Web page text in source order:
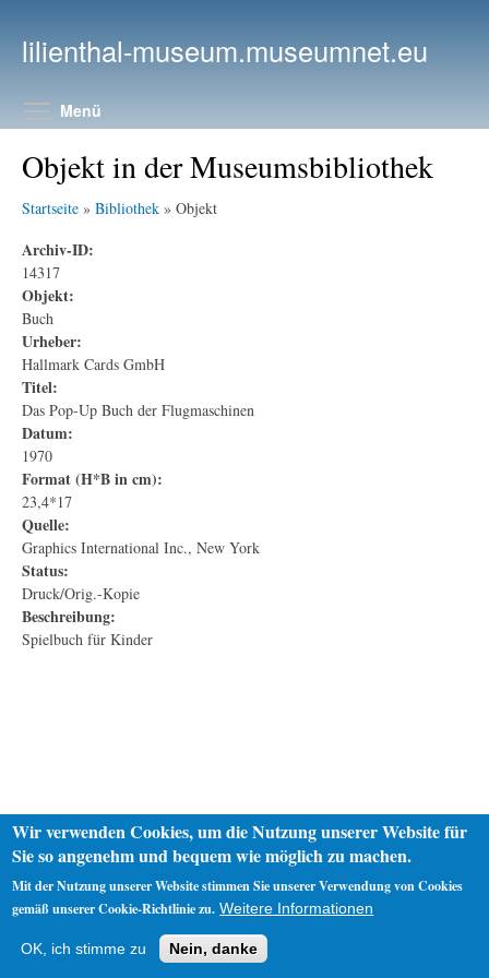
lilienthal-museum.museumnet.eu
Menü
Objekt in der Museumsbibliothek
Startseite » Bibliothek » Objekt
Archiv-ID:
14317
Objekt:
Buch
Urheber:
Hallmark Cards GmbH
Titel:
Das Pop-Up Buch der Flugmaschinen
Datum:
1970
Format (H*B in cm):
23,4*17
Quelle:
Graphics International Inc., New York
Status:
Druck/Orig.-Kopie
Beschreibung:
Spielbuch für Kinder
Impressum
Wir verwenden Cookies, um die Nutzung unserer Website für
Sie so angenehm und bequem wie möglich zu machen.
Mit der Nutzung unserer Website stimmen Sie unserer Verwendung von Cookies
gemäß unserer Cookie-Richtlinie zu. Weitere Informationen
OK, ich stimme zu Nein, danke